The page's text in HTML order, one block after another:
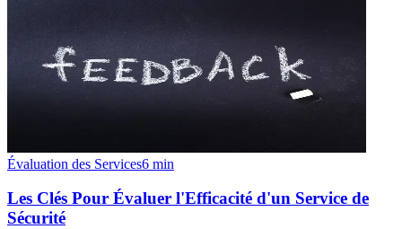
Évaluation des Services6 min
Les Clés Pour Évaluer l'Efficacité d'un Service de
Sécurité